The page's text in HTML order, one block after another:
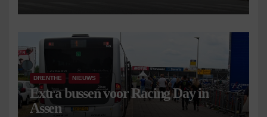
DRENTHE NIEUWS
Extra bussen voor Racing Day in
Assen